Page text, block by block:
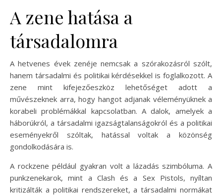
A zene hatása a
társadalomra
A hetvenes évek zenéje nemcsak a szórakozásról szólt,
hanem társadalmi és politikai kérdésekkel is foglalkozott. A
zene mint kifejezőeszköz lehetőséget adott a
művészeknek arra, hogy hangot adjanak véleményüknek a
korabeli problémákkal kapcsolatban. A dalok, amelyek a
háborúkról, a társadalmi igazságtalanságokról és a politikai
eseményekről szóltak, hatással voltak a közönség
gondolkodására is.
A rockzene például gyakran volt a lázadás szimbóluma. A
punkzenekarok, mint a Clash és a Sex Pistols, nyíltan
kritizálták a politikai rendszereket, a társadalmi normákat